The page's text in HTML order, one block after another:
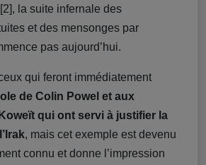
la suite infernale des
et des mensonges par
pas aujourd’hui.
qui feront immédiatement
de Colin Powel et aux
qui ont servi à justifier la
, mais cet exemple est devenu
connu et donne l’impression